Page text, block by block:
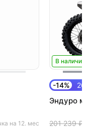
на 12. мес
В наличии
-14% 26
Эндуро
201 239 ₽